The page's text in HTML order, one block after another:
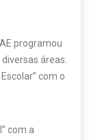
programou
áreas.
com o
com a